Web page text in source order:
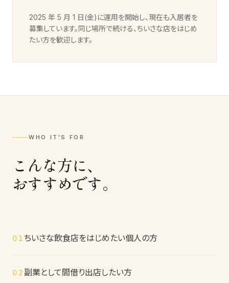
2025 年 5 月 1 日(金)に運用を開始し、現在も入居者を
募集しています。同じ場所で続ける、ちいさな店をはじめ
たい方を歓迎します。
WHO IT'S FOR
こんな方に、
おすすめです。
01 ちいさな飲食店をはじめたい個人の方
02 副業として間借り出店したい方